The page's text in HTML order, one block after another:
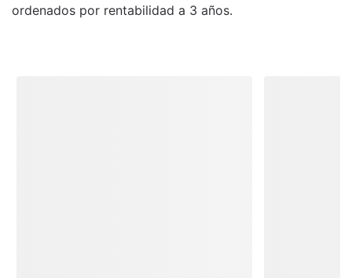
ordenados por rentabilidad a 3 años.